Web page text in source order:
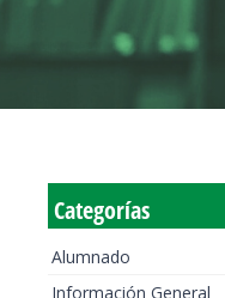
Categorías
Alumnado
Información General